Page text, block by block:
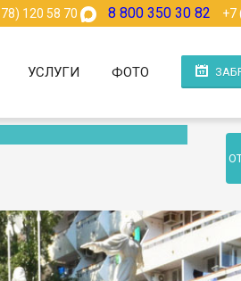
120 58 70 8 800 350 30 82 +7
УСЛУГИ ФОТО